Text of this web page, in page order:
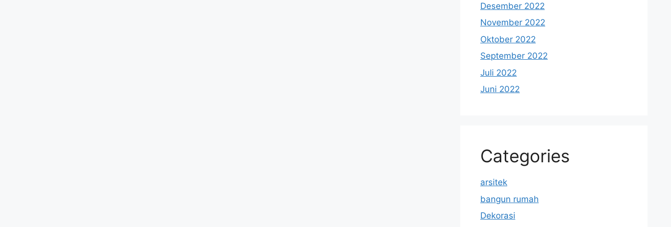
Desember 2022
November 2022
Oktober 2022
September 2022
Juli 2022
Juni 2022
Categories
arsitek
bangun rumah
Dekorasi